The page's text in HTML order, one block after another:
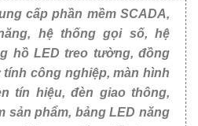
cấp phần mềm SCADA,
hệ thống gọi số, hệ
hồ LED treo tường, đồng
công nghiệp, màn hình
tín hiệu, đèn giao thông,
sản phẩm, bảng LED năng